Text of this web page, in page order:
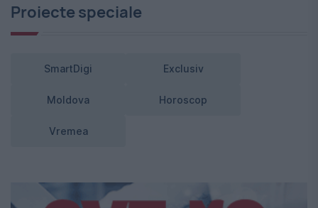
Proiecte speciale
SmartDigi Exclusiv
Moldova Horoscop
Vremea